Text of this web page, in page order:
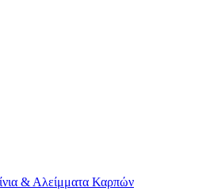
& Αλείμματα Καρπών